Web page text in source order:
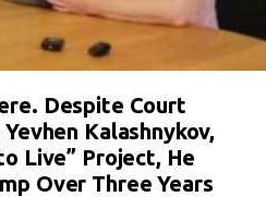
Despite Court
Kalashnykov,
Live” Project, He
Over Three Years